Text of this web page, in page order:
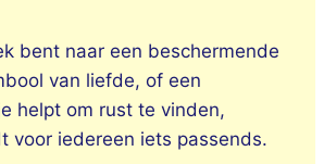
bent naar een beschermende
van liefde, of een
helpt om rust te vinden,
voor iedereen iets passends.